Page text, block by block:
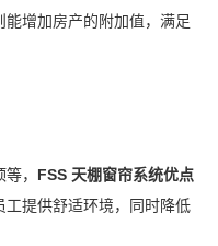
增加房产的附加值，满足
， FSS 天棚窗帘系统优点
工提供舒适环境，同时降低